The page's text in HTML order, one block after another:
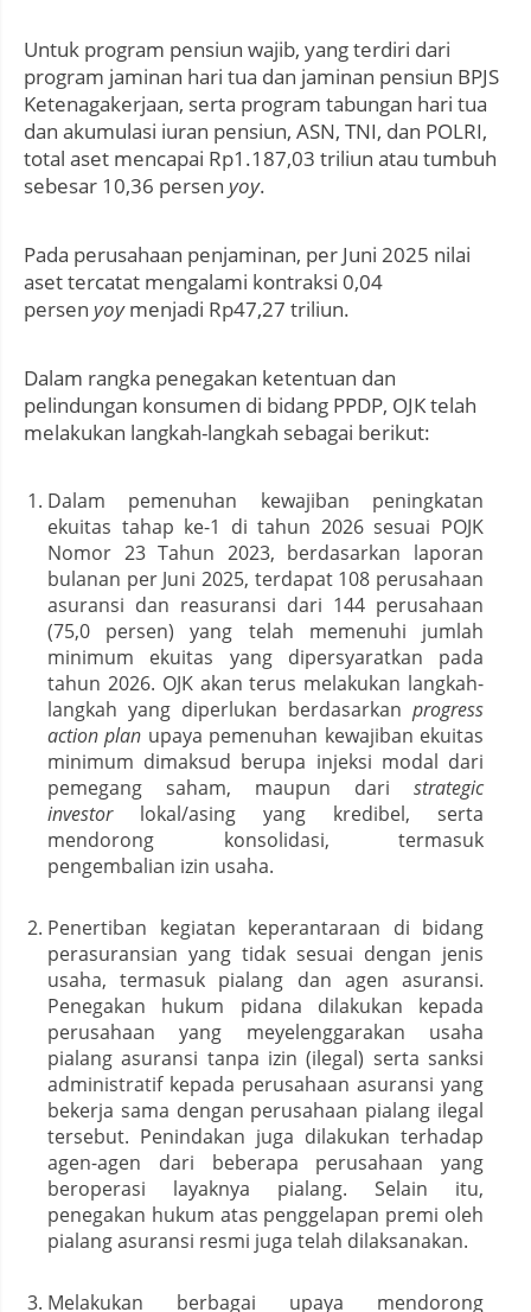
Untuk program pensiun wajib, yang terdiri dari
program jaminan hari tua dan jaminan pensiun BPJS
Ketenagakerjaan, serta program tabungan hari tua
dan akumulasi iuran pensiun, ASN, TNI, dan POLRI,
total aset mencapai Rp1.187,03 triliun atau tumbuh
sebesar 10,36 persen yoy.
Pada perusahaan penjaminan, per Juni 2025 nilai
aset tercatat mengalami kontraksi 0,04
persen yoymenjadi Rp47,27 triliun.
Dalam rangka penegakan ketentuan dan
pelindungan konsumen di bidang PPDP, OJK telah
melakukan langkah-langkah sebagai berikut:
Dalam pemenuhan kewajiban peningkatan
ekuitas tahap ke-1 di tahun 2026 sesuai POJK
Nomor 23 Tahun 2023, berdasarkan laporan
bulanan per Juni 2025, terdapat 108 perusahaan
asuransi dan reasuransi dari 144 perusahaan
(75,0 persen) yang telah memenuhi jumlah
minimum ekuitas yang dipersyaratkan pada
tahun 2026. OJK akan terus melakukan langkah-
langkah yang diperlukan berdasarkan progress
action plan upaya pemenuhan kewajiban ekuitas
minimum dimaksud berupa injeksi modal dari
pemegang saham, maupun dari strategic
investorlokal/asing yang kredibel, serta
mendorong konsolidasi, termasuk
pengembalian izin usaha.
Penertiban kegiatan keperantaraan di bidang
perasuransian yang tidak sesuai dengan jenis
usaha, termasuk pialang dan agen asuransi.
Penegakan hukum pidana dilakukan kepada
perusahaan yang meyelenggarakan usaha
pialang asuransi tanpa izin (ilegal) serta sanksi
administratif kepada perusahaan asuransi yang
bekerja sama dengan perusahaan pialang ilegal
tersebut. Penindakan juga dilakukan terhadap
agen-agen dari beberapa perusahaan yang
beroperasi layaknya pialang. Selain itu,
penegakan hukum atas penggelapan premi oleh
pialang asuransi resmi juga telah dilaksanakan.
Melakukan berbagai upaya mendorong